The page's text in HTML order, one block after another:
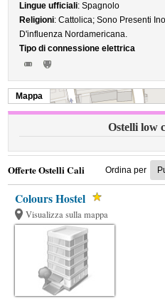
Lingue ufficiali: Spagnolo
Religioni: Cattolica; Sono Presenti
D'influenza Nordamericana.
Tipo di connessione elettrica
Mappa
Ostelli low
Offerte Ostelli Cali Ordina per
Colours Hostel
Visualizza sulla mappa